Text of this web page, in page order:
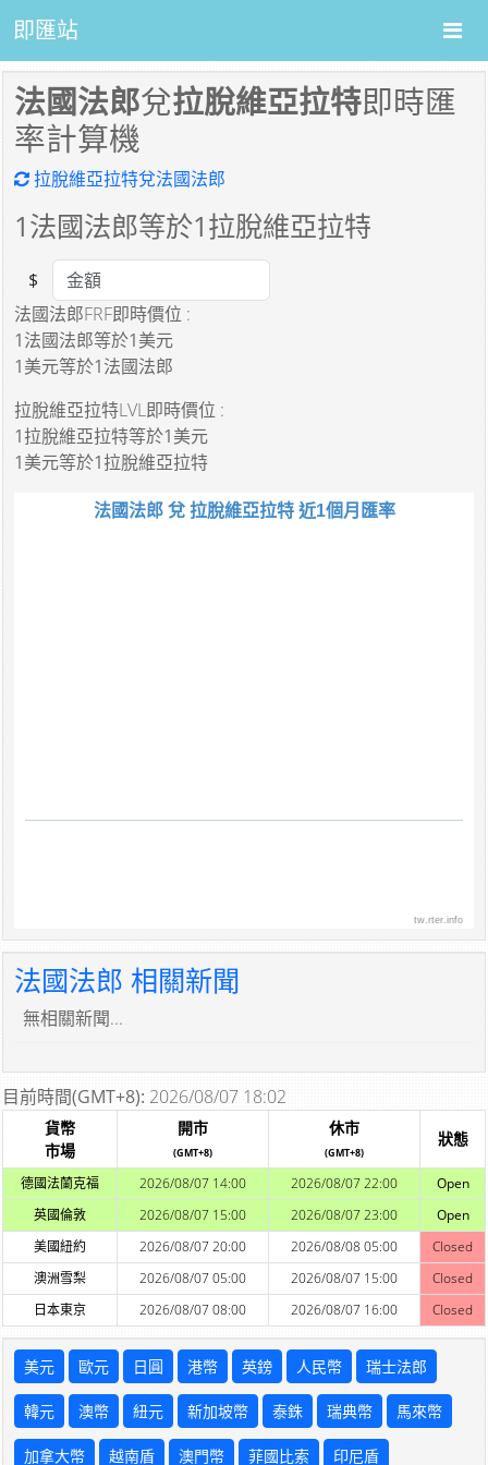
即匯站
法國法郎兌拉脫維亞拉特即時匯
率計算機
拉脫維亞拉特兌法國法郎
1法國法郎等於1拉脫維亞拉特
Amount
$
法國法郎FRF即時價位 :
1法國法郎等於1美元
1美元等於1法國法郎
拉脫維亞拉特LVL即時價位 :
1拉脫維亞拉特等於1美元
1美元等於1拉脫維亞拉特
法國法郎 兌 拉脫維亞拉特 近1個月匯率
tw.rter.info
法國法郎 相關新聞
無相關新聞...
目前時間(GMT+8): 2026/08/07 18:02
貨幣
市場
開市
(GMT+8)
休市
(GMT+8)
狀態
德國法蘭克福 2026/08/07 14:00 2026/08/07 22:00
Open
英國倫敦
2026/08/07 15:00 2026/08/07 23:00
Open
美國紐約
2026/08/07 20:00 2026/08/08 05:00
Closed
澳洲雪梨
2026/08/07 05:00 2026/08/07 15:00
Closed
日本東京
2026/08/07 08:00 2026/08/07 16:00 Closed
美元 歐元 日圓 港幣 英鎊 人民幣 瑞士法郎
韓元 澳幣 紐元 新加坡幣 泰銖 瑞典幣 馬來幣
加拿大幣 越南盾 澳門幣 菲國比索 印尼盾